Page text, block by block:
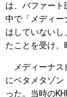
は、バファー
中で「メディー
はしていないし
たことを受け、
メディーナス
にベタメタゾ
った。当時の